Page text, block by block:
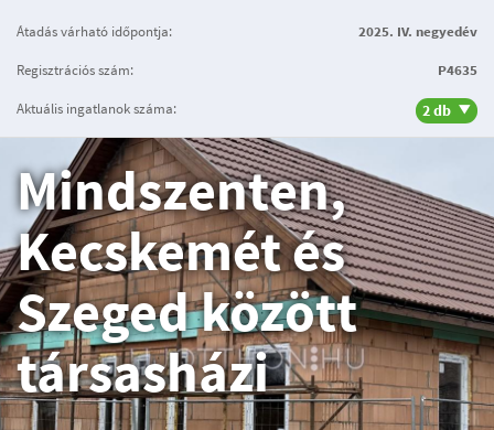
Átadás várható időpontja: 2025. IV. negyedév
Regisztrációs szám: P4635
Aktuális ingatlanok száma: 2 db
Mindszenten,
Kecskemét és
Szeged között
társasházi